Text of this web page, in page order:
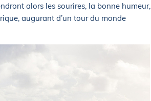
alors les sourires, la bonne humeur,
augurant d’un tour du monde